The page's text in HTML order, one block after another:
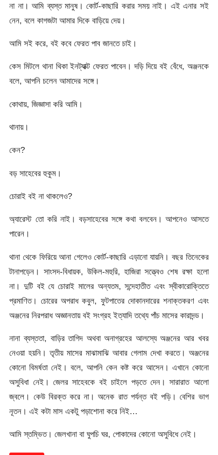
না না। আমি ব্যস্ত মানুষ। কোর্ট-কাছারি করার সময় নাই। এই এনার সই
নেন, বলে কাগজটা আমার দিকে বাড়িয়ে দেয়।
আমি সই করে, বই কবে ফেরত পাব জানতে চাই।
কেস মিটলে থানা থিকা ইনট্যাক্ট ফেরত পাবেন। দড়ি দিয়ে বই বেঁধে, অঞ্জনকে
বলে, আপনি চলেন আমাদের সঙ্গে।
কোথায়, জিজ্ঞাসা করি আমি।
থানায়।
কেন?
বড় সাহেবের হুকুম।
চোরাই বই না থাকলেও?
অ্যারেস্ট তো করি নাই। বড়সাহেবের সঙ্গে কথা বলবেন। আপনেও আসতে
পারেন।
থানা থেকে ফিরিয়ে আনা গেলেও কোর্ট-কাছারি এড়ানো যায়নি। বছর তিনেকের
টানাপড়েন। সাংসদ-বিধায়ক, উকিল-মহুরি, হাজিরা সত্ত্বেও শেষ রক্ষা হলো
না। দুটি বই যে চোরাই মালের অন্যতম, সন্দেহাতীত এবং স্বীকারোক্তিতে
প্রমাণিত। চোরের অপরাধ কবুল, ফুটপাতের দোকানদারের শনাক্তকরণ এবং
অঞ্জনের নিরপরাধ অজ্ঞানতায় বই সংগ্রহ ইত্যাদি তথ্যে পাঁচ মাসের কারাদন্ড।
নানা ব্যস্ততা, বাড়ির তাগিদ অথবা অনাগ্রহের আলস্যে অঞ্জনের আর খবর
নেওয়া হয়নি। তৃতীয় মাসের মাঝামাঝি আবার গেলাম দেখা করতে। অঞ্জনের
কোনো বিমর্ষতা নেই। বলে, আপনি কেন কষ্ট করে আসেন। এখানে কোনো
অসুবিধা নেই। জেলর সাহেবকে বই চাইলে পড়তে দেন। সারারাত আলো
জ্বলে। কেউ বিরক্ত করে না। অনেক রাত পর্যন্ত বই পড়ি। বেশির ভাগ
নূতন। এই কটা মাস একটু পড়াশোনা করে নিই…
আমি স্তম্ভিত। জেলখানা বা ঘুপচি ঘর, পোকাদের কোনো অসুবিধে নেই।